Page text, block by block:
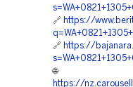
🔗 https://
🔗 https://
🌐
https://